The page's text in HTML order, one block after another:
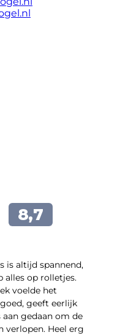
is altijd spannend,
alles op rolletjes.
voelde het
geeft eerlijk
aan gedaan om de
verlopen. Heel erg